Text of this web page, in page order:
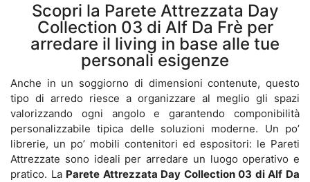
Scopri la Parete Attrezzata Day
Collection 03 di Alf Da Frè per
arredare il living in base alle tue
personali esigenze
Anche in un soggiorno di dimensioni contenute, questo
tipo di arredo riesce a organizzare al meglio gli spazi
valorizzando ogni angolo e garantendo componibilità
personalizzabile tipica delle soluzioni moderne. Un po’
librerie, un po’ mobili contenitori ed espositori: le Pareti
Attrezzate sono ideali per arredare un luogo operativo e
pratico. La Parete Attrezzata Day Collection 03 di Alf Da